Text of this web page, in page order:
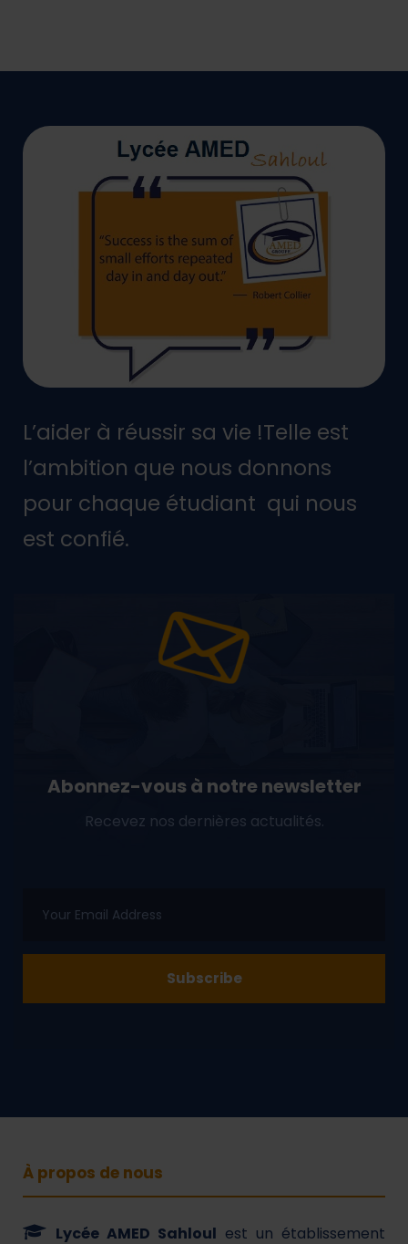
L’aider à réussir sa vie !Telle est
l’ambition que nous donnons
pour chaque étudiant qui nous
est confié.
Abonnez-vous à notre newsletter
Recevez nos dernières actualités.
À propos de nous
Lycée AMED Sahloul est un établissement